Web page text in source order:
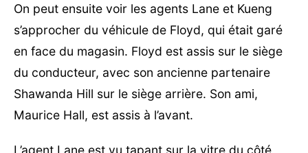
On peut ensuite voir les agents Lane et Kueng
s’approcher du véhicule de Floyd, qui était garé
en face du magasin. Floyd est assis sur le siège
du conducteur, avec son ancienne partenaire
Shawanda Hill sur le siège arrière. Son ami,
Maurice Hall, est assis à l’avant.
L’agent Lane est vu tapant sur la vitre du côté